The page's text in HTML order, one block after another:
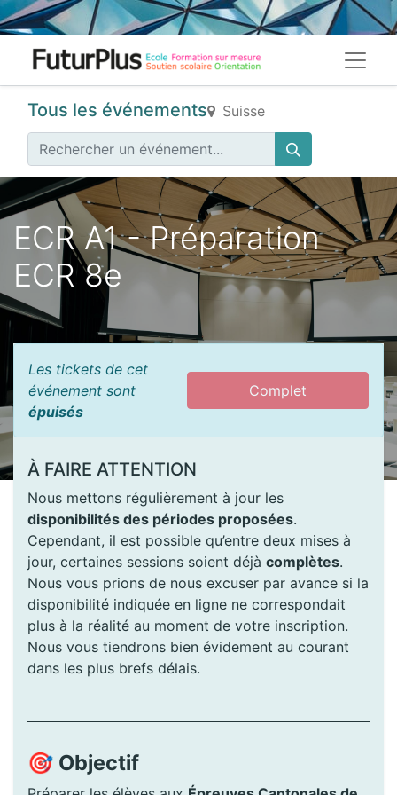
Tous les événements Suisse
ECR A1 - Préparation
ECR 8e
Les tickets de cet
événement sont
épuisés
Complet
À FAIRE ATTENTION
Nous mettons régulièrement à jour les
disponibilités des périodes proposées.
Cependant, il est possible qu’entre deux mises à
jour, certaines sessions soient déjà complètes.
Nous vous prions de nous excuser par avance si la
disponibilité indiquée en ligne ne correspondait
plus à la réalité au moment de votre inscription.
Nous vous tiendrons bien évidement au courant
dans les plus brefs délais.
🎯 Objectif